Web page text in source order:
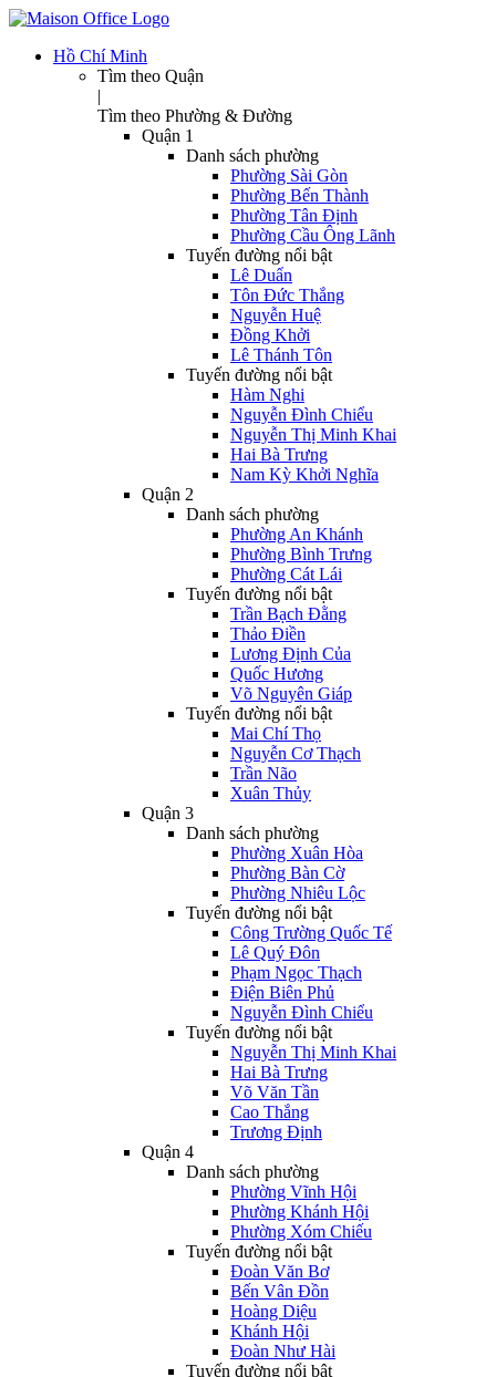
Hồ Chí Minh
Tìm theo Quận
|
Tìm theo Phường & Đường
Quận 1
Danh sách phường
Phường Sài Gòn
Phường Bến Thành
Phường Tân Định
Phường Cầu Ông Lãnh
Tuyến đường nổi bật
Lê Duẩn
Tôn Đức Thắng
Nguyễn Huệ
Đồng Khởi
Lê Thánh Tôn
Tuyến đường nổi bật
Hàm Nghi
Nguyễn Đình Chiểu
Nguyễn Thị Minh Khai
Hai Bà Trưng
Nam Kỳ Khởi Nghĩa
Quận 2
Danh sách phường
Phường An Khánh
Phường Bình Trưng
Phường Cát Lái
Tuyến đường nổi bật
Trần Bạch Đằng
Thảo Điền
Lương Định Của
Quốc Hương
Võ Nguyên Giáp
Tuyến đường nổi bật
Mai Chí Thọ
Nguyễn Cơ Thạch
Trần Não
Xuân Thủy
Quận 3
Danh sách phường
Phường Xuân Hòa
Phường Bàn Cờ
Phường Nhiêu Lộc
Tuyến đường nổi bật
Công Trường Quốc Tế
Lê Quý Đôn
Phạm Ngọc Thạch
Điện Biên Phủ
Nguyễn Đình Chiểu
Tuyến đường nổi bật
Nguyễn Thị Minh Khai
Hai Bà Trưng
Võ Văn Tần
Cao Thắng
Trương Định
Quận 4
Danh sách phường
Phường Vĩnh Hội
Phường Khánh Hội
Phường Xóm Chiếu
Tuyến đường nổi bật
Đoàn Văn Bơ
Bến Vân Đồn
Hoàng Diệu
Khánh Hội
Đoàn Như Hài
Tuyến đường nổi bật